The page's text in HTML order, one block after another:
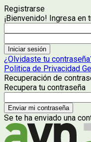
Registrarse
¡Bienvenido! Ingresa en
¿Olvidaste tu
Politica de Privacidad
Recuperación de
Recupera tu contraseña
Se te ha enviado una